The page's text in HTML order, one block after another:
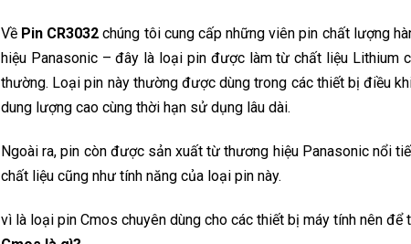
Về Pin CR3032 chúng tôi cung cấp những viên pin chất lượng
hiệu Panasonic – đây là loại pin được làm từ chất liệu Lithium
thường. Loại pin này thường được dùng trong các thiết bị điều
dung lượng cao cùng thời hạn sử dụng lâu dài.
Ngoài ra, pin còn được sản xuất từ thương hiệu Panasonic nổi
chất liệu cũng như tính năng của loại pin này.
vì là loại pin Cmos chuyên dùng cho các thiết bị máy tính nên